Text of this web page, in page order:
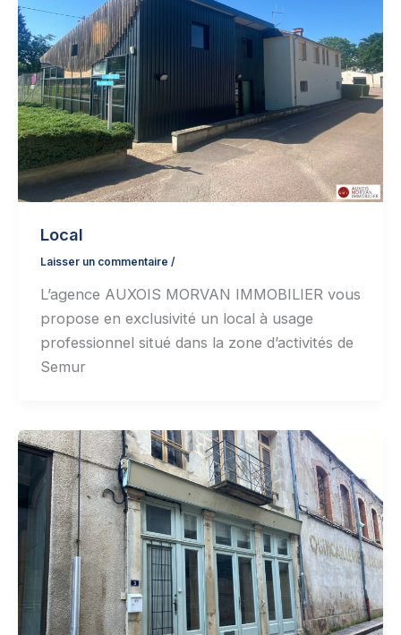
Local
Laisser un commentaire /
L’agence AUXOIS MORVAN IMMOBILIER vous
propose en exclusivité un local à usage
professionnel situé dans la zone d’activités de
Semur